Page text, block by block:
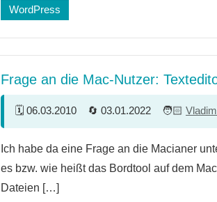
WordPress
Frage an die Mac-Nutzer:
06.03.2010 03.01.2022
Kommentare
Ich habe da eine Frage an die Macianer
es bzw. wie heißt das Bordtool auf dem
Dateien […]